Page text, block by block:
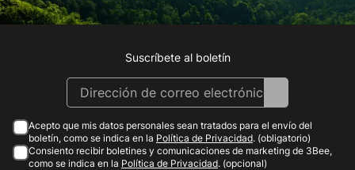
Instagram
Facebook
Linkedin
Youtube
Suscríbete al boletín
Acepto que mis datos personales sean tratados para el envío del
boletín, como se indica en la Política de Privacidad. (obligatorio)
Consiento recibir boletines y comunicaciones de marketing de 3Bee,
como se indica en la Política de Privacidad. (opcional)